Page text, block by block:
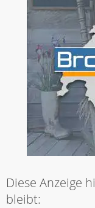
Diese Anzeige
bleibt: